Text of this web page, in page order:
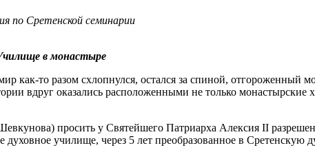
по Сретенской семинарии
в монастыре
как-то разом схлопнулся, остался за спиной, отгороженный
вдруг оказались расположенными не только монастырские
просить у Святейшего Патриарха Алексия II
училище, через 5 лет преобразованное в